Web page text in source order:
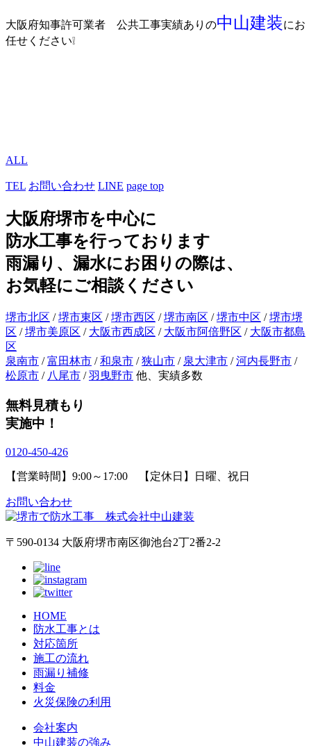
大阪府知事許可業者 公共工事実績ありの中山建装にお
任せください❕
ALL
TEL お問い合わせ LINE page top
大阪府堺市を中心に
防水工事を行っております
雨漏り、漏水にお困りの際は、
お気軽にご相談ください
堺市北区 /堺市東区 /堺市西区 /堺市南区 /堺市中区 /堺市堺
区 /堺市美原区 / 大阪市西成区 / 大阪市阿倍野区 / 大阪市都島
区
泉南市 /富田林市 /和泉市 /狭山市 / 泉大津市 /河内長野市 /
松原市 / 八尾市 /羽曳野市 他、実績多数
無料見積もり
実施中！
0120-450-426
【営業時間】9:00～17:00 【定休日】日曜、祝日
お問い合わせ
〒590-0134 大阪府堺市南区御池台2丁2番2-2
HOME
防水工事とは
対応箇所
施工の流れ
雨漏り補修
料金
火災保険の利用
会社案内
中山建装の強み